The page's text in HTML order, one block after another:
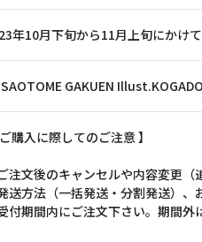
年10月下旬から11月上旬にかけ
GAKUEN
ご購入に際してのご注意 】
注文後のキャンセルや内容変更（
送方法（一括発送・分割発送）、
付期間内にご注文下さい。期間外